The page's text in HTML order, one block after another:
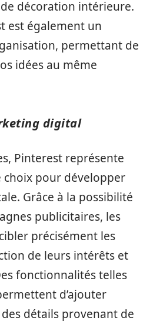
décoration intérieure.
est également un
permettant de
idées au même
digital
Pinterest représente
pour développer
Grâce à la possibilité
publicitaires, les
précisément les
de leurs intérêts et
fonctionnalités telles
d’ajouter
détails provenant de